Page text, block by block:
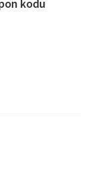
kodu
tıkla)